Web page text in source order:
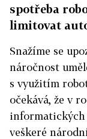
spotřeba
limitovat
Snažíme se
náročnost
s využitím
očekává, že v
informatických
veškeré